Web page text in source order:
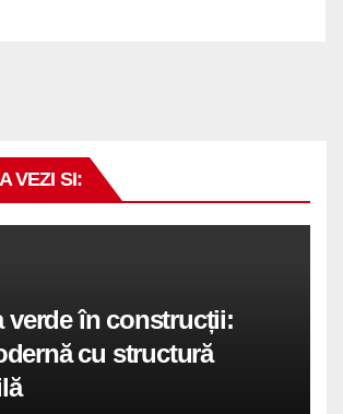
VEZI SI:
verde în construcții:
cu structură